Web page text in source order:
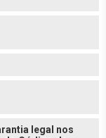
legal nos